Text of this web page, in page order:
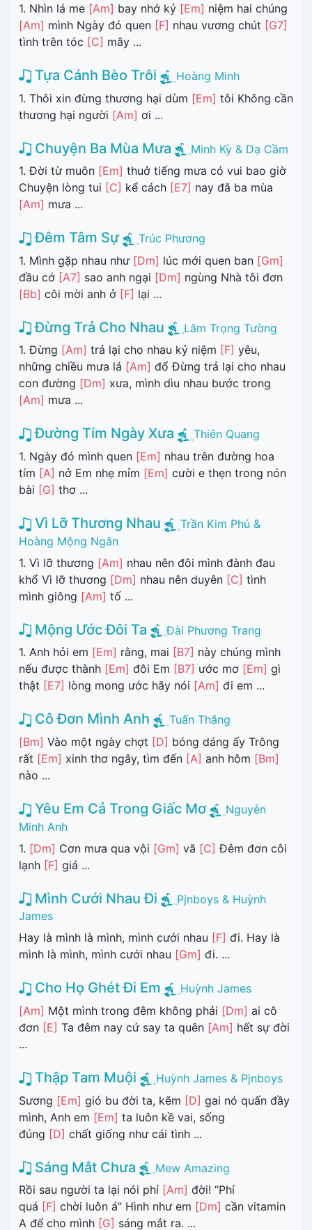
1. Nhìn lá me [Am] bay nhớ kỷ [Em] niệm hai chúng
[Am] mình Ngày đó quen [F] nhau vương chút [G7]
tình trên tóc [C] mây ...
Tựa Cánh Bèo Trôi
Hoàng Minh
1. Thôi xin đừng thương hại dùm [Em] tôi Không cần
thương hại người [Am] ơi ...
Chuyện Ba Mùa Mưa
Minh Kỳ & Dạ Cầm
1. Đời từ muôn [Em] thuở tiếng mưa có vui bao giờ
Chuyện lòng tui [C] kể cách [E7] nay đã ba mùa
[Am] mưa ...
Đêm Tâm Sự
Trúc Phương
1. Mình gặp nhau như [Dm] lúc mới quen ban [Gm]
đầu cớ [A7] sao anh ngại [Dm] ngùng Nhà tôi đơn
[Bb] côi mời anh ở [F] lại ...
Đừng Trả Cho Nhau
Lâm Trọng Tường
1. Đừng [Am] trả lại cho nhau kỷ niệm [F] yêu,
những chiều mưa lá [Am] đổ Đừng trả lại cho nhau
con đường [Dm] xưa, mình dìu nhau bước trong
[Am] mưa ...
Đường Tím Ngày Xưa
Thiên Quang
1. Ngày đó mình quen [Em] nhau trên đường hoa
tím [A] nở Em nhẹ mỉm [Em] cười e thẹn trong nón
bài [G] thơ ...
Vì Lỡ Thương Nhau
Trần Kim Phú &
Hoàng Mộng Ngân
1. Vì lỡ thương [Am] nhau nên đôi mình đành đau
khổ Vì lỡ thương [Dm] nhau nên duyên [C] tình
mình giông [Am] tố ...
Mộng Ước Đôi Ta
Đài Phương Trang
1. Anh hỏi em [Em] rằng, mai [B7] này chúng mình
nếu được thành [Em] đôi Em [B7] ước mơ [Em] gì
thật [E7] lòng mong ước hãy nói [Am] đi em ...
Cô Đơn Mình Anh
Tuấn Thăng
[Bm] Vào một ngày chợt [D] bóng dáng ấy Trông
rất [Em] xinh thơ ngây, tìm đến [A] anh hôm [Bm]
nào ...
Yêu Em Cả Trong Giấc Mơ
Nguyễn
Minh Anh
1. [Dm] Cơn mưa qua vội [Gm] vã [C] Đêm đơn côi
lạnh [F] giá ...
Mình Cưới Nhau Đi
Pjnboys & Huỳnh
James
Hay là mình là mình, mình cưới nhau [F] đi. Hay là
mình là mình, mình cưới nhau [Gm] đi. ...
Cho Họ Ghét Đi Em
Huỳnh James
[Am] Một mình trong đêm không phải [Dm] ai cô
đơn [E] Ta đêm nay cứ say ta quên [Am] hết sự đời
...
Thập Tam Muội
Huỳnh James & Pjnboys
Sương [Em] gió bu đời ta, kẽm [D] gai nó quấn đầy
mình, Anh em [Em] ta luôn kề vai, sống
đúng [D] chất giống như cái tình ...
Sáng Mắt Chưa
Mew Amazing
Rồi sau người ta lại nói phí [Am] đời! “Phí
quá [F] chời luôn á” Hình như em [Dm] cần vitamin
A để cho mình [G] sáng mắt ra. ...